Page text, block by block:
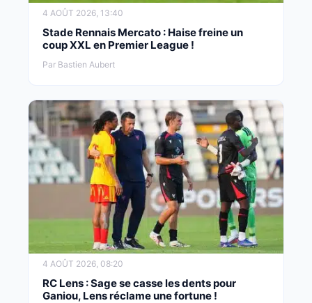
4 AOÛT 2026, 13:40
Stade Rennais Mercato : Haise freine un
coup XXL en Premier League !
Par Bastien Aubert
4 AOÛT 2026, 08:20
RC Lens : Sage se casse les dents pour
Ganiou, Lens réclame une fortune !